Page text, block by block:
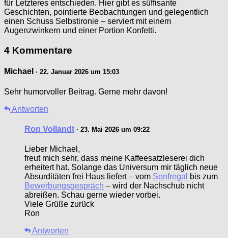
für Letzteres entschieden. Hier gibt es süffisante
Geschichten, pointierte Beobachtungen und gelegentlich
einen Schuss Selbstironie – serviert mit einem
Augenzwinkern und einer Portion Konfetti.
4 Kommentare
Michael · 22. Januar 2026 um 15:03
Sehr humorvoller Beitrag. Gerne mehr davon!
Antworten
Ron Vollandt · 23. Mai 2026 um 09:22
Lieber Michael,
freut mich sehr, dass meine Kaffeesatzleserei dich
erheitert hat. Solange das Universum mir täglich neue
Absurditäten frei Haus liefert – vom Senfregal
bis zum
Bewerbungsgespräch – wird der Nachschub nicht
abreißen. Schau gerne wieder vorbei.
Viele Grüße zurück
Ron
Antworten